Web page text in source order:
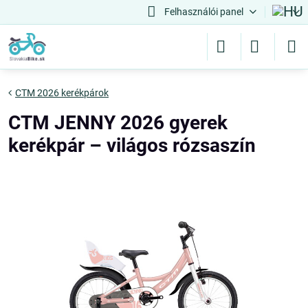
Felhasználói panel
CTM 2026 kerékpárok
CTM JENNY 2026 gyerek
kerékpár – világos rózsaszín